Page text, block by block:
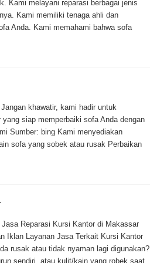
Kami melayani reparasi berbagai jenis
Kami memiliki tenaga ahli dan
Anda. Kami memahami bahwa sofa
khawatir, kami hadir untuk
siap memperbaiki sofa Anda dengan
Sumber: bing Kami menyediakan
sofa yang sobek atau rusak Perbaikan
Reparasi Kursi Kantor di Makassar
Iklan Layanan Jasa Terkait Kursi Kantor
rusak atau tidak nyaman lagi digunakan?
sendiri, atau kulit/kain yang robek saat